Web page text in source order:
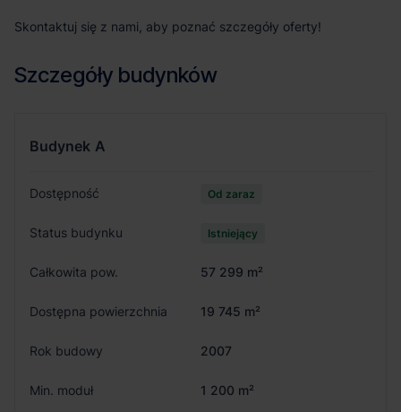
Skontaktuj się z nami, aby poznać szczegóły oferty!
Szczegóły budynków
Budynek A
Dostępność Od zaraz
Status budynku Istniejący
Całkowita pow. 57 299 m²
Dostępna powierzchnia 19 745 m²
Rok budowy 2007
Min. moduł
1 200 m²